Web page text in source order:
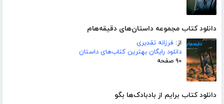
دانلود کتاب مجموعه داستان‌های دقیقه‌هام
از: فرزانه تقدیری
دانلود رایگان بهترین کتاب‌های داستان
۹۰ صفحه
دانلود کتاب برایم از بادبادک‌ها بگو